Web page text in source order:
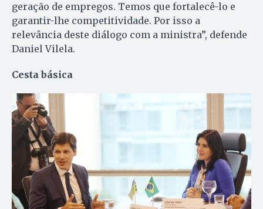
geração de empregos. Temos que fortalecê-lo e
garantir-lhe competitividade. Por isso a
relevância deste diálogo com a ministra”, defende
Daniel Vilela.
Cesta básica